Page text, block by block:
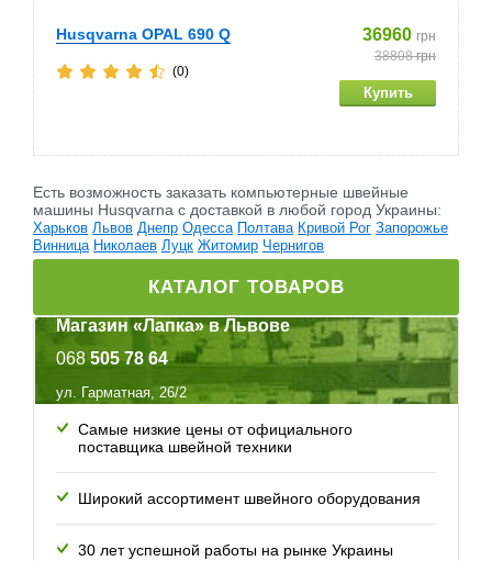
Husqvarna OPAL 690 Q 36960 грн
38808грн
(0)
Есть возможность заказать компьютерные швейные
машины Husqvarna c доставкой в любой город Украины:
Харьков Львов Днепр Одесса Полтава Кривой Рог Запорожье
Винница Николаев Луцк Житомир Чернигов
КАТАЛОГ ТОВАРОВ
Магазин «Лапка» в Львове
068 505 78 64
ул. Гарматная, 26/2
Самые низкие цены от официального
поставщика швейной техники
Широкий ассортимент швейного оборудования
30 лет успешной работы на рынке Украины